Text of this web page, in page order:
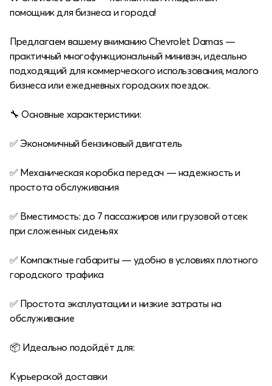
помощник для бизнеса и города!
Предлагаем вашему вниманию Chevrolet Damas —
практичный многофункциональный минивэн, идеально
подходящий для коммерческого использования, малого
бизнеса или ежедневных городских поездок.
🔧 Основные характеристики:
✅ Экономичный бензиновый двигатель
✅ Механическая коробка передач — надежность и
простота обслуживания
✅ Вместимость: до 7 пассажиров или грузовой отсек
при сложенных сиденьях
✅ Компактные габариты — удобно в условиях плотного
городского трафика
✅ Простота эксплуатации и низкие затраты на
обслуживание
📦 Идеально подойдёт для:
Курьерской доставки